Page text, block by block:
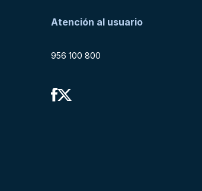
Atención al usuario
956 100 800